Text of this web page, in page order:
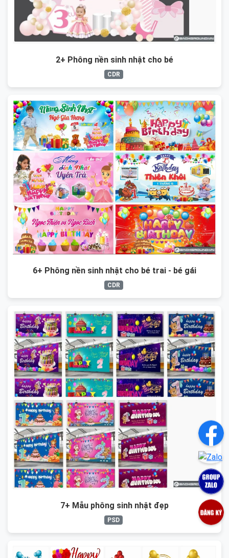
2+ Phông nền sinh nhật cho bé
CDR
6+ Phông nền sinh nhật cho bé trai - bé gái
CDR
7+ Mẫu phông sinh nhật đẹp
PSD